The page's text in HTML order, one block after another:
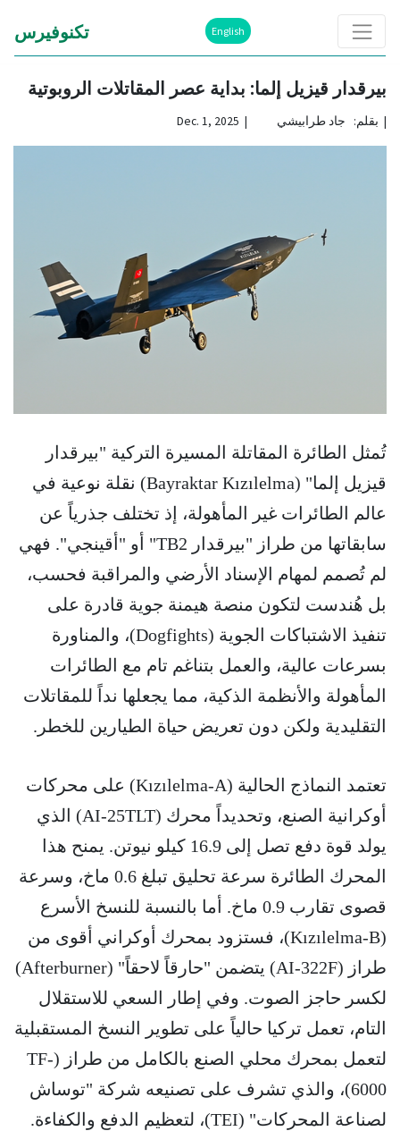
English تكنوفيرس
بيرقدار قيزيل إلما: بداية عصر المقاتلات الروبوتية
| بقلم: جاد طرابيشي | Dec. 1, 2025
تُمثل الطائرة المقاتلة المسيرة التركية "بيرقدار
قيزيل إلما" (Bayraktar Kızılelma) نقلة نوعية في
عالم الطائرات غير المأهولة، إذ تختلف جذرياً عن
سابقاتها من طراز "بيرقدار TB2" أو "أقينجي". فهي
لم تُصمم لمهام الإسناد الأرضي والمراقبة فحسب،
بل هُندست لتكون منصة هيمنة جوية قادرة على
تنفيذ الاشتباكات الجوية (Dogfights)، والمناورة
بسرعات عالية، والعمل بتناغم تام مع الطائرات
المأهولة والأنظمة الذكية، مما يجعلها نداً للمقاتلات
التقليدية ولكن دون تعريض حياة الطيارين للخطر.
تعتمد النماذج الحالية (Kızılelma-A) على محركات
أوكرانية الصنع، وتحديداً محرك (AI-25TLT) الذي
يولد قوة دفع تصل إلى 16.9 كيلو نيوتن. يمنح هذا
المحرك الطائرة سرعة تحليق تبلغ 0.6 ماخ، وسرعة
قصوى تقارب 0.9 ماخ. أما بالنسبة للنسخ الأسرع
(Kızılelma-B)، فستزود بمحرك أوكراني أقوى من
طراز (AI-322F) يتضمن "حارقاً لاحقاً" (Afterburner)
لكسر حاجز الصوت. وفي إطار السعي للاستقلال
التام، تعمل تركيا حالياً على تطوير النسخ المستقبلية
لتعمل بمحرك محلي الصنع بالكامل من طراز (TF-
6000)، والذي تشرف على تصنيعه شركة "توساش
لصناعة المحركات" (TEI)، لتعظيم الدفع والكفاءة.